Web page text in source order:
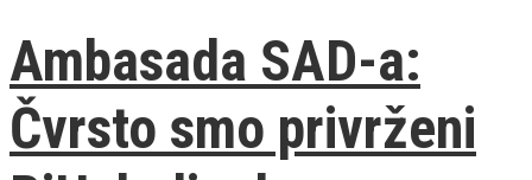
Ambasada SAD-a:
Čvrsto smo privrženi